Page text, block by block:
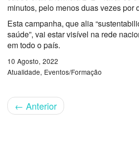
minutos, pelo menos duas vezes por
Esta campanha, que alia
saúde”, vai estar visível na rede
em todo o país.
10 Agosto, 2022
Atualidade Eventos/Formação
← Anterior